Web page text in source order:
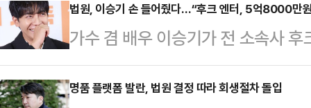
르면 서울행정법원 행정11부(김준
를 상대로 낸 신임 KBS 감사 임명
지난 2월28일 박 전 감사 후임으로
흥공사 비상임이사를 지낸 정지환
법원, 이승기 손 들어줬다…“후크 엔터, 5억8000만
가수 겸 배우 이승기가 전 소속사
했다.서울중앙지법 민사합의20부(
트가 이승기를 상대로 낸 채무부존
명품 플랫폼 발란, 법원 결정 따라 회생절차 돌입